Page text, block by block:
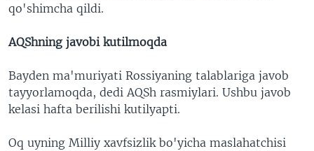
qo'shimcha qildi.
AQShning javobi kutilmoqda
Bayden ma'muriyati Rossiyaning talablariga javob
tayyorlamoqda, dedi AQSh rasmiylari. Ushbu javob
kelasi hafta berilishi kutilyapti.
Oq uyning Milliy xavfsizlik bo'yicha maslahatchisi